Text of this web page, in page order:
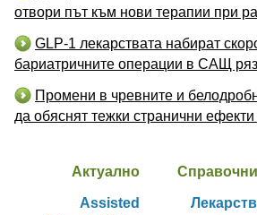
отвори път към нови терапии при
GLP-1 лекарствата набират
бариатричните операции в САЩ
Промени в чревните и
да обяснят тежки странични
Актуално
Assisted